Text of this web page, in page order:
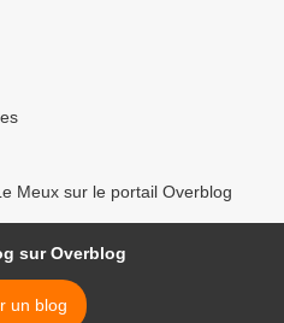
Meux sur le portail Overblog
sur Overblog
un blog